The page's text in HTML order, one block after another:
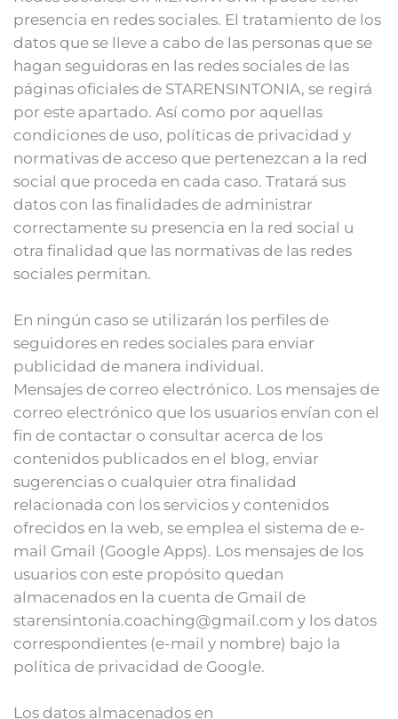
presencia en redes sociales. El tratamiento de los
datos que se lleve a cabo de las personas que se
hagan seguidoras en las redes sociales de las
páginas oficiales de STARENSINTONIA, se regirá
por este apartado. Así como por aquellas
condiciones de uso, políticas de privacidad y
normativas de acceso que pertenezcan a la red
social que proceda en cada caso. Tratará sus
datos con las finalidades de administrar
correctamente su presencia en la red social u
otra finalidad que las normativas de las redes
sociales permitan.
En ningún caso se utilizarán los perfiles de
seguidores en redes sociales para enviar
publicidad de manera individual.
Mensajes de correo electrónico. Los mensajes de
correo electrónico que los usuarios envían con el
fin de contactar o consultar acerca de los
contenidos publicados en el blog, enviar
sugerencias o cualquier otra finalidad
relacionada con los servicios y contenidos
ofrecidos en la web, se emplea el sistema de e-
mail Gmail (Google Apps). Los mensajes de los
usuarios con este propósito quedan
almacenados en la cuenta de Gmail de
starensintonia.coaching@gmail.com y los datos
correspondientes (e-mail y nombre) bajo la
política de privacidad de Google.
Los datos almacenados en